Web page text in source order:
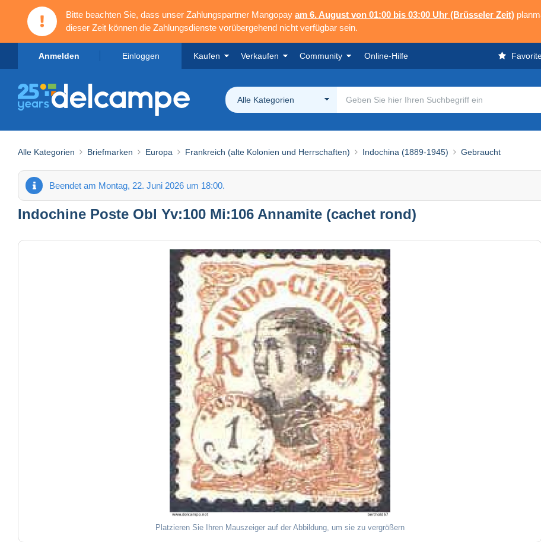
Bitte beachten Sie, dass unser Zahlungspartner Mangopay am 6. August von 01:00 bis 03:00 Uhr (Brüsseler Zeit)
dieser Zeit können die Zahlungsdienste vorübergehend nicht verfügbar sein.
Anmelden Einloggen Kaufen Verkaufen Community Online-Hilfe
Alle Kategorien
Alle Kategorien Briefmarken Europa Frankreich (alte Kolonien und Herrschaften) Indochina (1889-1945) Gebraucht
Beendet am Montag, 22. Juni 2026 um 18:00.
Indochine Poste Obl Yv:100 Mi:106 Annamite (cachet rond)
Platzieren Sie Ihren Mauszeiger auf der Abbildung, um sie zu vergrößern